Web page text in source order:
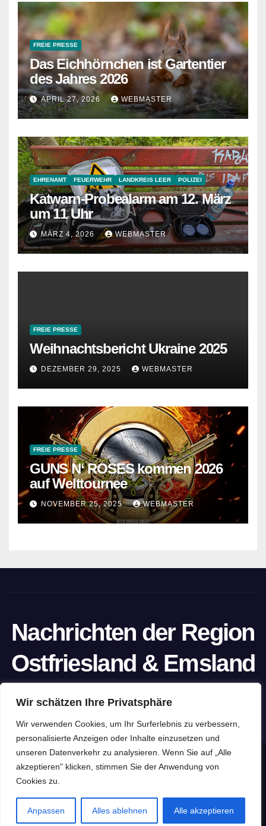
Wir schätzen Ihre Privatsphäre
Wir verwenden Cookies, um Ihr Surferlebnis zu verbessern,
personalisierte Anzeigen oder Inhalte einzusetzen und
unseren Datenverkehr zu analysieren. Wenn Sie auf „Alle
akzeptieren" klicken, stimmen Sie der Anwendung von
Cookies zu.
Anpassen Alles ablehnen Alle akzeptieren
FREIE PRESSE
Das Eichhörnchen ist Gartentier
des Jahres 2026
APRIL 27, 2026 WEBMASTER
EHRENAMT FEUERWEHR LANDKREIS LEER POLIZEI
Katwarn-Probealarm am 12. März
um 11 Uhr
MÄRZ 4, 2026 WEBMASTER
FREIE PRESSE
Weihnachtsbericht Ukraine 2025
DEZEMBER 29, 2025 WEBMASTER
FREIE PRESSE
GUNS N‘ ROSES kommen 2026
auf Welttournee
NOVEMBER 25, 2025 WEBMASTER
Nachrichten der Region
Ostfriesland & Emsland
Stolz präsentiert von WordPress |Theme: Newspaperex von
HomeDatenschutzerklärungImpressumPressefreiheit